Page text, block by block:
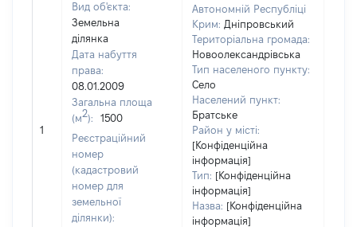
1
Вид об'єкта:
Земельна
ділянка
Дата набуття
права:
08.01.2009
Загальна площа
(м2):
1500
Реєстраційний
номер
(кадастровий
номер для
земельної
ділянки):
Автономній Республіці
Крим: Дніпровський
Територіальна громада:
Новоолександрівська
Тип населеного пункту:
Село
Населений пункт:
Братське
Район у місті:
[Конфіденційна
інформація]
Тип: [Конфіденційна
інформація]
Назва: [Конфіденційна
інформація]